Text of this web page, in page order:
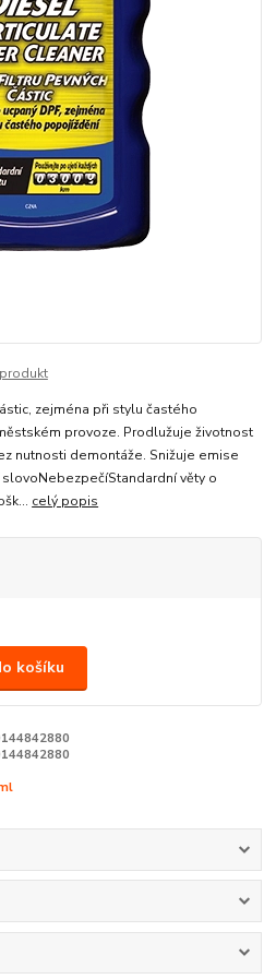
zejména při stylu častého
provoze. Prodlužuje životnost
nutnosti demontáže. Snižuje emise
věty o
celý popis
košíku